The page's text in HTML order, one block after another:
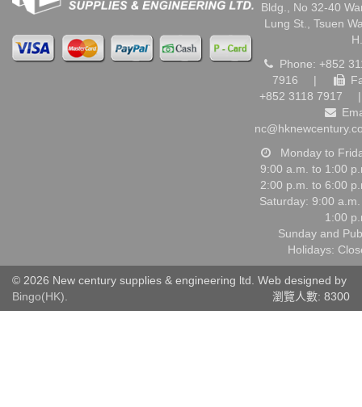
Bldg., No 32-40
Lung St., Tsuen
Phone: +852
7916
|
+852 3118 7917
|
Monday to
9:00 a.m. to 1:00
2:00 p.m. to 6:00
Saturday: 9:00
1:00
Sunday and
Holidays:
© 2026 New century supplies & engineering ltd. Web designed by
Bingo(HK). 瀏覽人數: 8300